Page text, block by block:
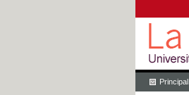
Principal